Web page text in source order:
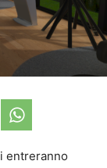
entreranno